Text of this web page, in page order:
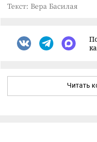
Текст: Вера Басилая
Читать